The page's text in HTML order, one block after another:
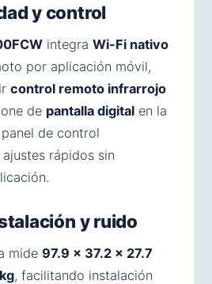
y control
integra Wi-Fi nativo
por aplicación móvil,
control remoto infrarrojo
de pantalla digital en la
de control
rápidos sin
y ruido
mide 97.9 × 37.2 × 27.7
, facilitando instalación